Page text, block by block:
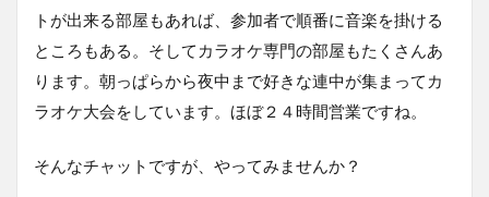
トが出来る部屋もあれば、参加者で順番に音楽を掛ける
ところもある。そしてカラオケ専門の部屋もたくさんあ
ります。朝っぱらから夜中まで好きな連中が集まってカ
ラオケ大会をしています。ほぼ２４時間営業ですね。
そんなチャットですが、やってみませんか？